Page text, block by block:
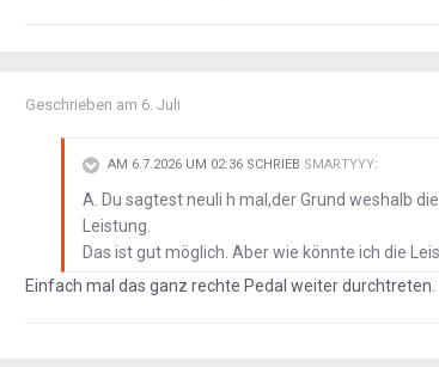
Geschrieben am 6. Juli
AM 6.7.2026 UM 02:36 SCHRIEB SMARTYYY:
A. Du sagtest neuli h mal,der Grund weshalb
Leistung.
Das ist gut möglich. Aber wie könnte ich die
Einfach mal das ganz rechte Pedal weiter durchtreten.